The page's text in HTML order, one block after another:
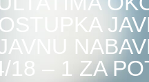
– 1 ZA